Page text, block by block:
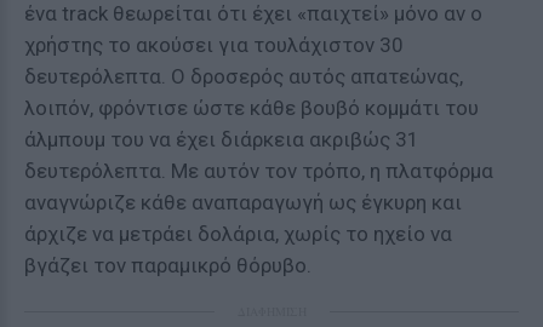
ένα track θεωρείται ότι έχει «παιχτεί» μόνο αν ο
χρήστης το ακούσει για τουλάχιστον 30
δευτερόλεπτα. Ο δροσερός αυτός απατεώνας,
λοιπόν, φρόντισε ώστε κάθε βουβό κομμάτι του
άλμπουμ του να έχει διάρκεια ακριβώς 31
δευτερόλεπτα. Με αυτόν τον τρόπο, η πλατφόρμα
αναγνώριζε κάθε αναπαραγωγή ως έγκυρη και
άρχιζε να μετράει δολάρια, χωρίς το ηχείο να
βγάζει τον παραμικρό θόρυβο.